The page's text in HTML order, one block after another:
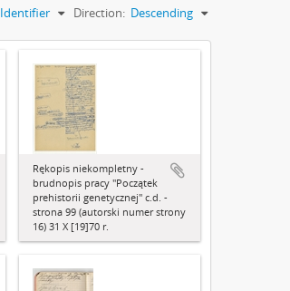
Identifier Direction: Descending
Rękopis niekompletny -
brudnopis pracy "Początek
prehistorii genetycznej" c.d. -
strona 99 (autorski numer strony
16) 31 X [19]70 r.